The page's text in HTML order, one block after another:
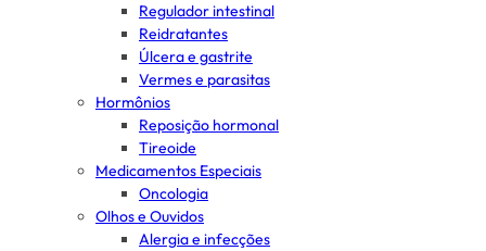
Regulador intestinal
Reidratantes
Úlcera e gastrite
Vermes e parasitas
Hormônios
Reposição hormonal
Tireoide
Medicamentos Especiais
Oncologia
Olhos e Ouvidos
Alergia e infecções